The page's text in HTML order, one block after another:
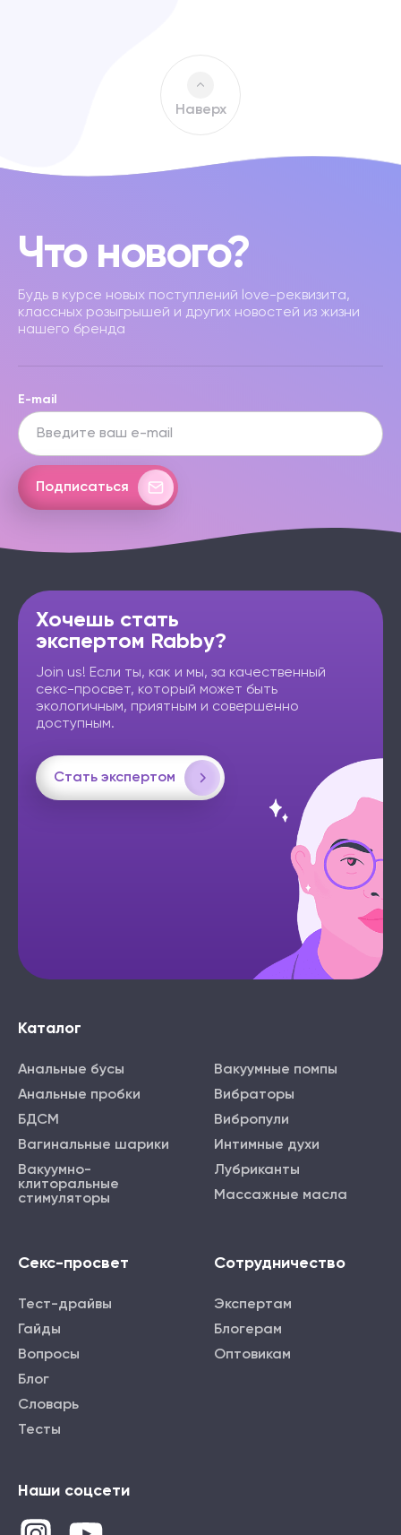
Наверх
Что нового?
Будь в курсе новых поступлений love-реквизита,
классных розыгрышей и других новостей из жизни
нашего бренда
E-mail
Подписаться
Хочешь стать
экспертом Rabby?
Join us! Если ты, как и мы, за качественный
секс-просвет, который может быть
экологичным, приятным и совершенно
доступным.
Стать экспертом
Каталог
Анальные бусы
Анальные пробки
БДСМ
Вагинальные шарики
Вакуумно-
клиторальные
стимуляторы
Вакуумные помпы
Вибраторы
Вибропули
Интимные духи
Лубриканты
Массажные масла
Секс-просвет
Тест-драйвы
Гайды
Вопросы
Блог
Словарь
Тесты
Сотрудничество
Экспертам
Блогерам
Оптовикам
Наши соцсети